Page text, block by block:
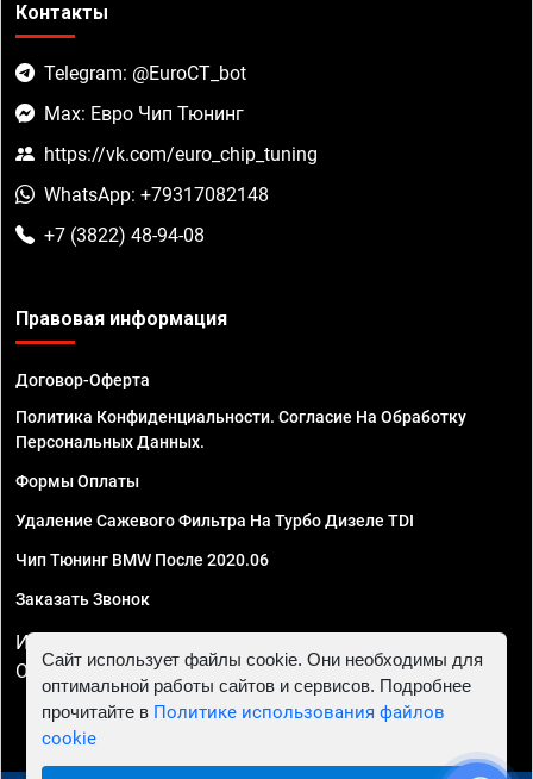
Контакты
Telegram: @EuroCT_bot
Max: Евро Чип Тюнинг
https://vk.com/euro_chip_tuning
WhatsApp: +79317082148
+7 (3822) 48-94-08
Правовая информация
Договор-Оферта
Политика Конфиденциальности. Согласие На Обработку
Персональных Данных.
Формы Оплаты
Удаление Сажевого Фильтра На Турбо Дизеле TDI
Чип Тюнинг BMW После 2020.06
Заказать Звонок
ИП Смирнов Георгий Павлович. ИНН 781302555843,
ОГРНИП 324470400032610
Сайт использует файлы cookie. Они необходимы для
оптимальной работы сайтов и сервисов. Подробнее
прочитайте в Политике использования файлов
cookie